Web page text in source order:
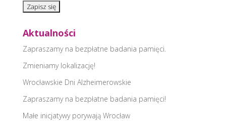
Aktualności
Zapraszamy na bezpłatne badania pamięci.
Zmieniamy lokalizację!
Wrocławskie Dni Alzheimerowskie
Zapraszamy na bezpłatne badania pamięci!
Małe inicjatywy porywają Wrocław